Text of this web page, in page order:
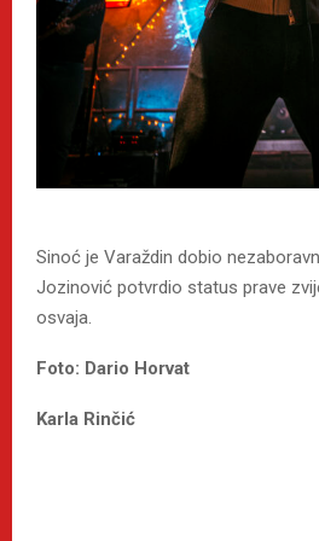
Sinoć je Varaždin dobio
Jozinović potvrdio status prave
osvaja.
Foto: Dario Horvat
Karla Rinčić